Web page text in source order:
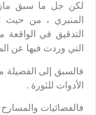
لكن جل ما سبق
المنبري ، من حيث
التدقيق في
التي وردت فيها عن
فالسبق إلى
الأدوات للثورة .
فالفضائيات والمسارح